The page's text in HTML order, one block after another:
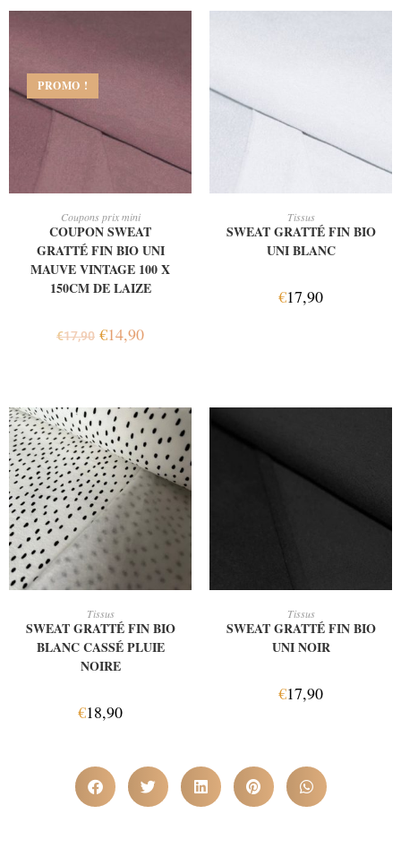
PROMO !
AJOUTER AU PANIER
Coupons prix mini
COUPON SWEAT
GRATTÉ FIN BIO UNI
MAUVE VINTAGE 100 X
150CM DE LAIZE
€17,90 €14,90
AJOUTER AU PANIER
Tissus
SWEAT GRATTÉ FIN BIO
UNI BLANC
€17,90
AJOUTER AU PANIER
Tissus
SWEAT GRATTÉ FIN BIO
BLANC CASSÉ PLUIE
NOIRE
€18,90
AJOUTER AU PANIER
Tissus
SWEAT GRATTÉ FIN BIO
UNI NOIR
€17,90